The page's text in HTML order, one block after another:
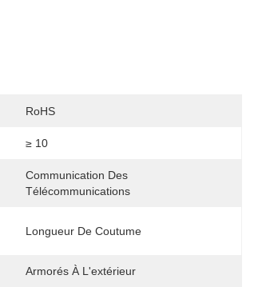
RoHS
≥ 10
Communication Des
Télécommunications
Longueur De Coutume
Armorés À L'extérieur